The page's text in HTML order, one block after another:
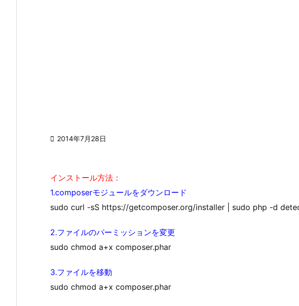
 2014年7月28日
インストール方法：
1.composerモジュールをダウンロード
sudo curl -sS https://getcomposer.org/installer | sudo php -d
2.ファイルのパーミッションを変更
sudo chmod a+x composer.phar
3.ファイルを移動
sudo chmod a+x composer.phar